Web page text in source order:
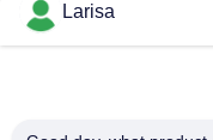
Larisa